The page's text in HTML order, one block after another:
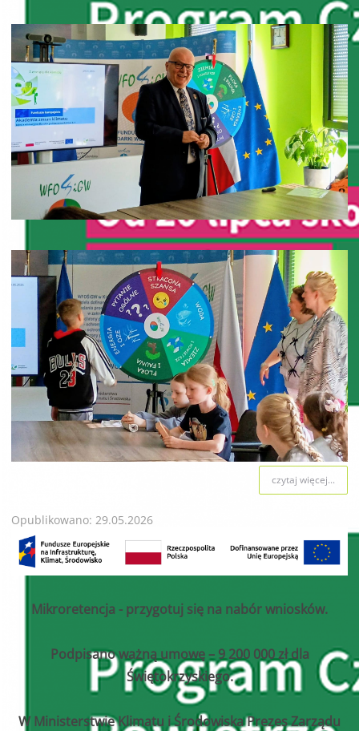
czytaj więcej...
Opublikowano: 29.05.2026
Mikroretencja - przygotuj się na nabór wniosków.
Podpisano ważną umowę – 9 200 000 zł dla
Świętokrzyskiego.
W Ministerstwie Klimatu i Środowiska Prezes Zarządu